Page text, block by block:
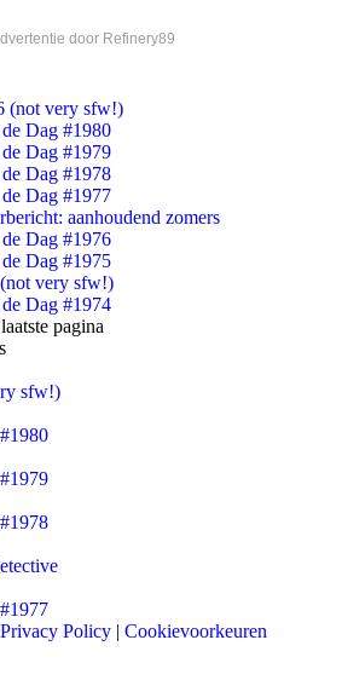
door Refinery89
(not very sfw!)
Dag #1980
Dag #1979
Dag #1978
Dag #1977
aanhoudend zomers
Dag #1976
Dag #1975
very sfw!)
Dag #1974
pagina
sfw!)
Privacy Policy | Cookievoorkeuren